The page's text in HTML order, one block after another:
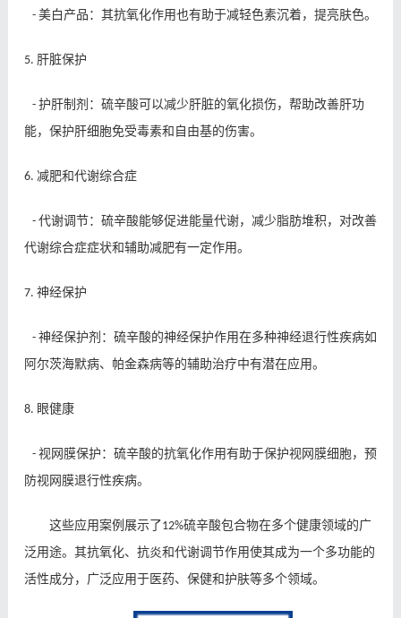
- 美白产品：其抗氧化作用也有助于减轻色素沉着，提亮肤色。
5. 肝脏保护
- 护肝制剂：硫辛酸可以减少肝脏的氧化损伤，帮助改善肝功
能，保护肝细胞免受毒素和自由基的伤害。
6. 减肥和代谢综合症
- 代谢调节：硫辛酸能够促进能量代谢，减少脂肪堆积，对改善
代谢综合症症状和辅助减肥有一定作用。
7. 神经保护
- 神经保护剂：硫辛酸的神经保护作用在多种神经退行性疾病如
阿尔茨海默病、帕金森病等的辅助治疗中有潜在应用。
8. 眼健康
- 视网膜保护：硫辛酸的抗氧化作用有助于保护视网膜细胞，预
防视网膜退行性疾病。
这些应用案例展示了12%硫辛酸包合物在多个健康领域的广
泛用途。其抗氧化、抗炎和代谢调节作用使其成为一个多功能的
活性成分，广泛应用于医药、保健和护肤等多个领域。